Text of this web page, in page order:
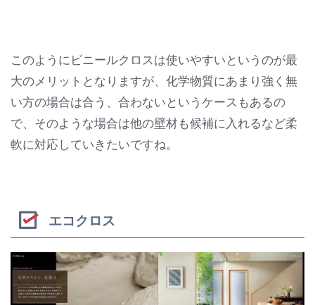
このようにビニールクロスは使いやすいというのが最
大のメリットとなりますが、化学物質にあまり強く無
い方の場合は合う、合わないというケースもあるの
で、そのような場合は他の壁材も候補に入れるなど柔
軟に対応していきたいですね。
エコクロス